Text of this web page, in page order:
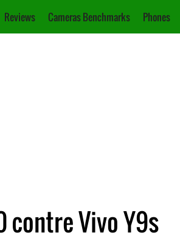
Reviews Cameras Benchmarks Phones
contre Vivo Y9s